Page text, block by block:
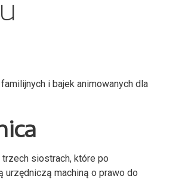
i bajek animowanych dla
siostrach, które po
machiną o prawo do